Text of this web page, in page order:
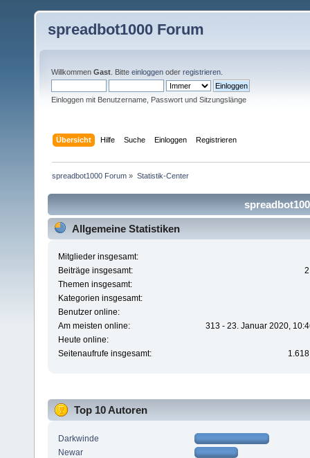
spreadbot1000 Forum
Willkommen Gast . Bitte einloggen oder registrieren
Einloggen mit Benutzername, Passwort und Sitzungslänge
Übersicht Hilfe Suche Einloggen Registrieren
spreadbot1000 Forum » Statistik-Center
Allgemeine Statistiken
Mitglieder insgesamt:
Beiträge insgesamt:
Themen insgesamt:
Kategorien insgesamt:
Benutzer online:
Am meisten online:
313 - 23. Januar 2020,
Heute online:
Seitenaufrufe insgesamt:
Top 10 Autoren
Darkwinde
Newar